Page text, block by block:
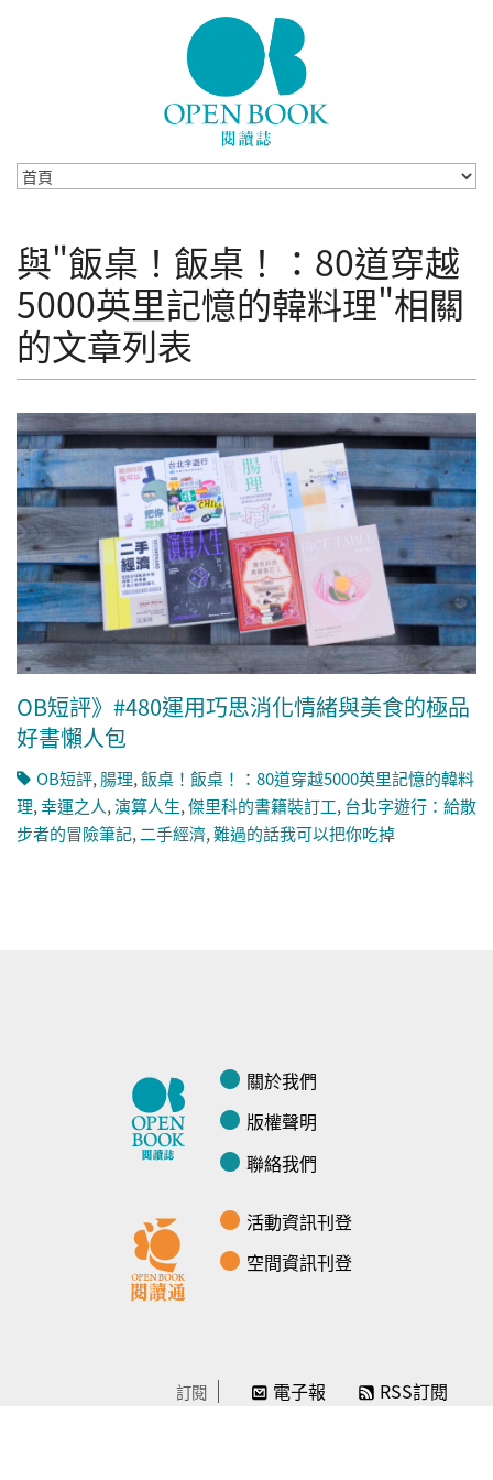
與"飯桌！飯桌！：80道穿越
5000英里記憶的韓料理"相關
的文章列表
OB短評》#480運用巧思消化情緒與美食的極品
好書懶人包
OB短評,腸理,飯桌！飯桌！：80道穿越5000英里記憶的韓料
理,幸運之人,演算人生,傑里科的書籍裝訂工,台北字遊行：給散
步者的冒險筆記,二手經濟,難過的話我可以把你吃掉
關於我們
版權聲明
聯絡我們
活動資訊刊登
空間資訊刊登
訂閱 電子報 RSS訂閱